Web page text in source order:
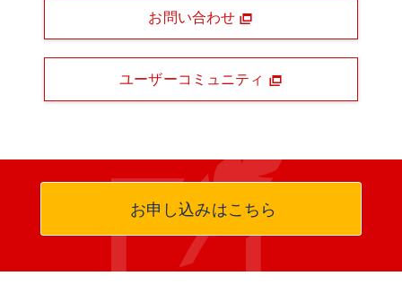
お問い合わせ
ユーザーコミュニティ
お申し込みはこちら